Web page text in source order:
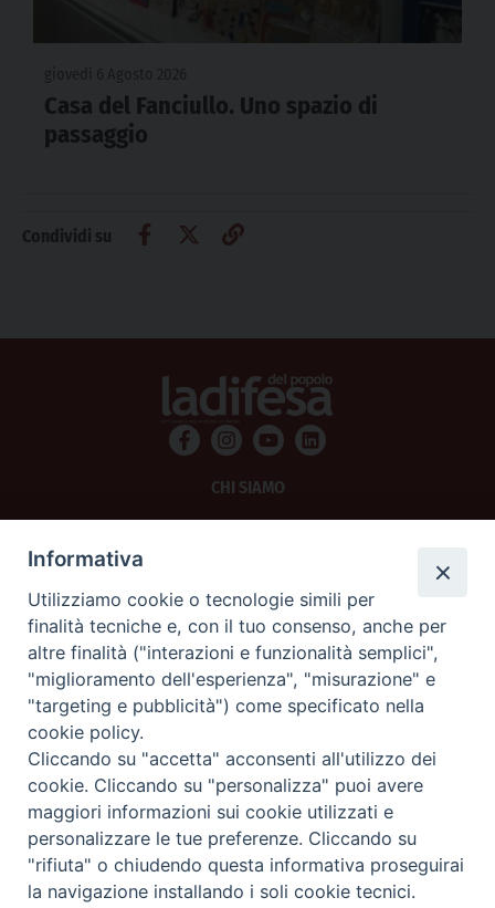
Casa del Fanciullo. Uno spazio di
passaggio
Condividi su
CHI SIAMO
SCRIVICI
La Difesa srl - P.iva 05125420280
La Difesa del Popolo percepisce i contributi pubblici all'editoria.
La Difesa del Popolo, tramite la Fisc (Federazione Italiana Settimanali Cattolici)
ha aderito allo IAP (Istituto dell'Autodisciplina Pubblicitaria) accettando il Codice
di Autodisciplina della Comunicazione Commerciale.
La Difesa del Popolo è una testata registrata presso il Tribunale di Padova
decreto del 15 giugno 1950 al n. 37 del registro periodici.
Informativa
Utilizziamo cookie o tecnologie simili per
finalità tecniche e, con il tuo consenso, anche per
altre finalità ("interazioni e funzionalità semplici",
"miglioramento dell'esperienza", "misurazione" e
"targeting e pubblicità") come specificato nella
cookie policy.
Cliccando su "accetta" acconsenti all'utilizzo dei
cookie. Cliccando su "personalizza" puoi avere
maggiori informazioni sui cookie utilizzati e
personalizzare le tue preferenze. Cliccando su
"rifiuta" o chiudendo questa informativa proseguirai
la navigazione installando i soli cookie tecnici.